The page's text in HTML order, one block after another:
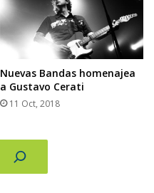
Nuevas Bandas homenajea
a Gustavo Cerati
11 Oct, 2018